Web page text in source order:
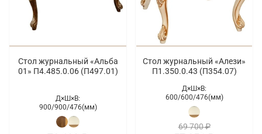
Стол журнальный «Альба
01» П4.485.0.06 (П497.01)
Д×Ш×В:
900/900/476(мм)
Стол журнальный «Алези»
П1.350.0.43 (П354.07)
Д×Ш×В:
600/600/476(мм)
69 700 ₽